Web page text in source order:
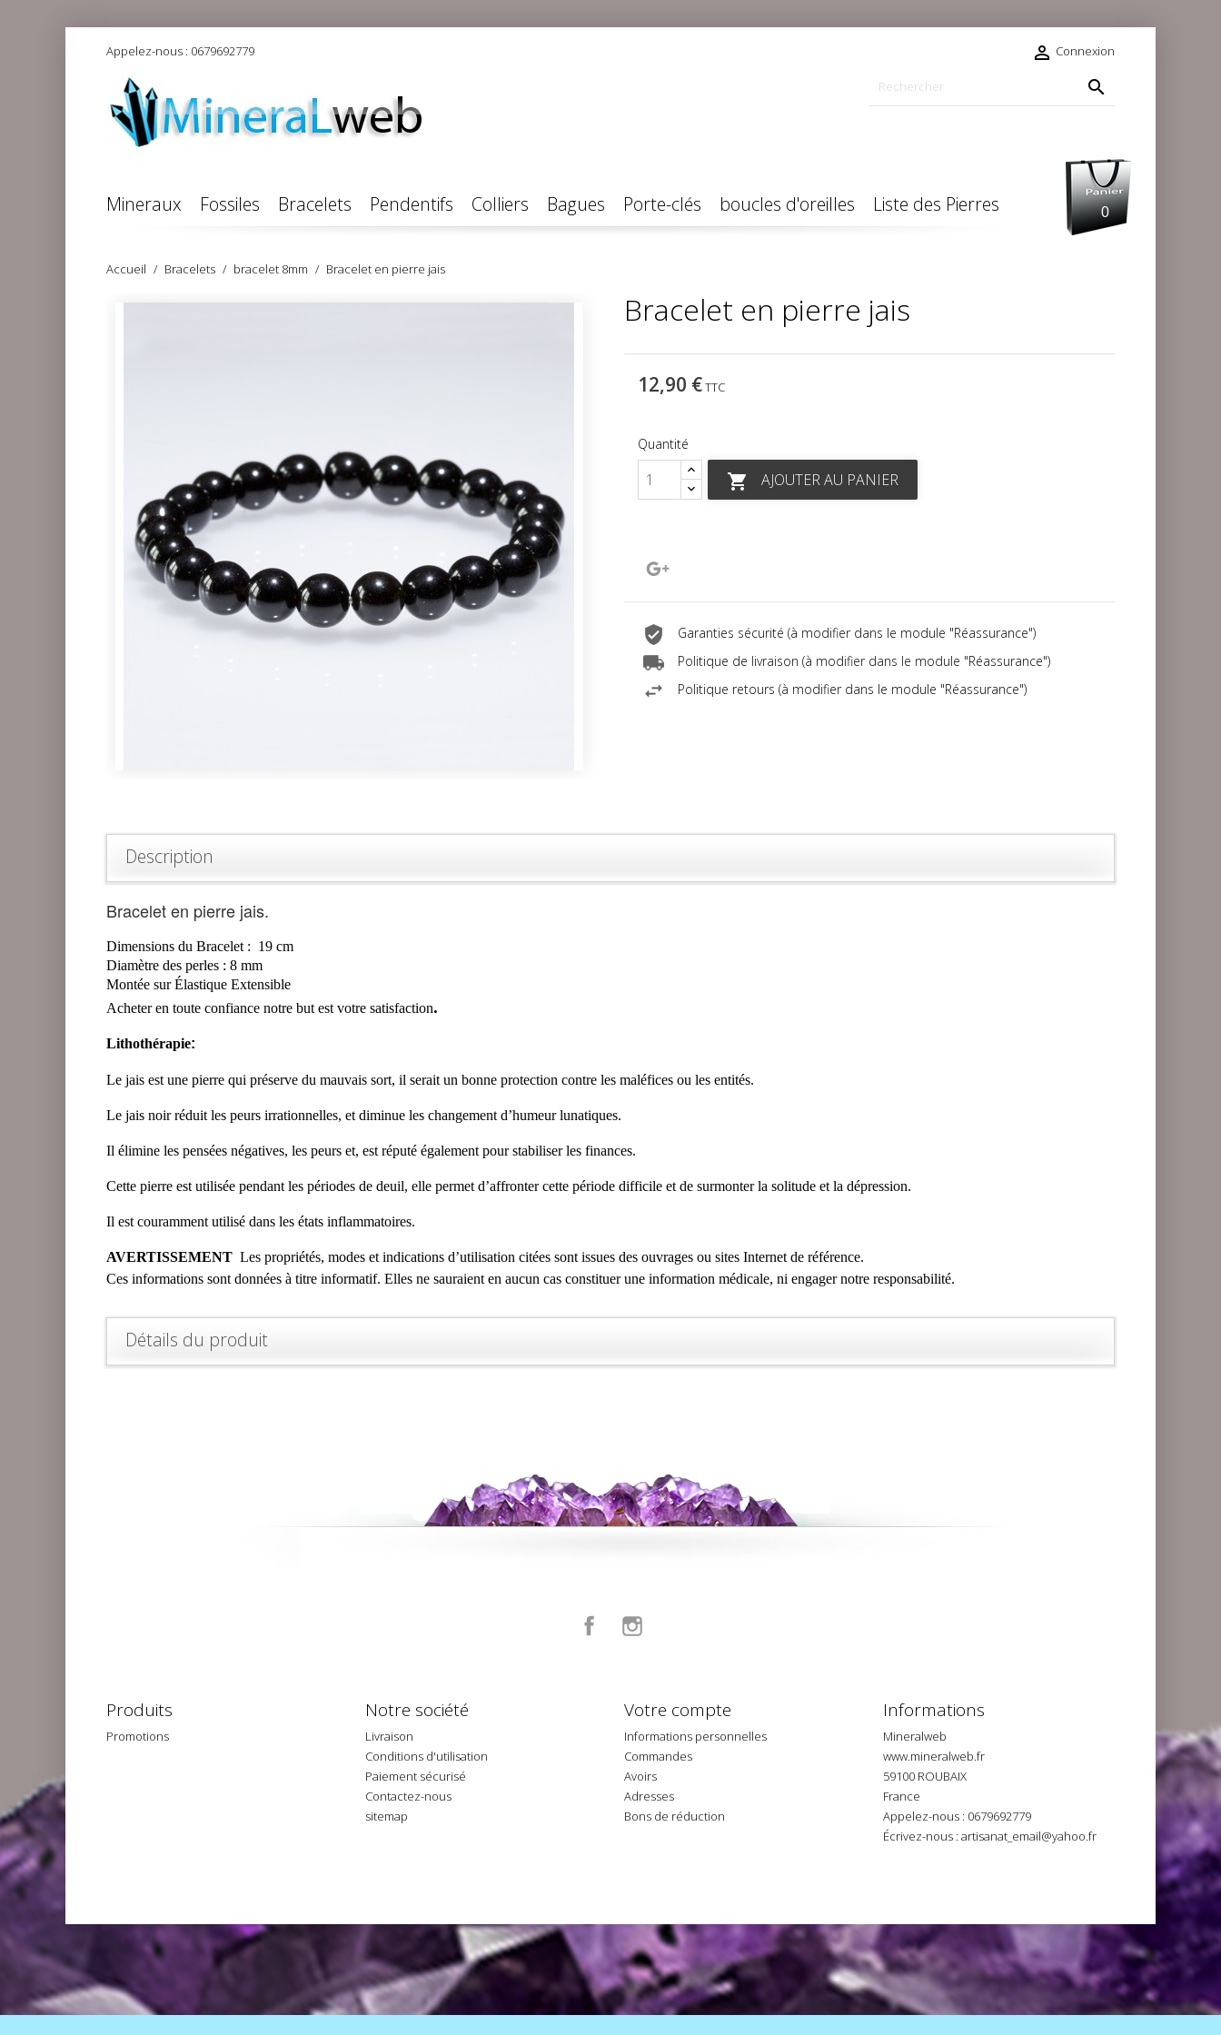
Appelez-nous : 0679692779  Connexion

Mineraux Fossiles Bracelets Pendentifs Colliers Bagues Porte-clés boucles d'oreilles Liste des Pierres 0
Accueil Bracelets bracelet 8mm Bracelet en pierre jais
Bracelet en pierre jais
12,90 €TTC
Quantité
 AJOUTER AU PANIER
Garanties sécurité (à modifier dans le module "Réassurance")
Politique de livraison (à modifier dans le module "Réassurance")
Politique retours (à modifier dans le module "Réassurance")
Description
Bracelet en pierre jais.
Dimensions du Bracelet : 19 cm
Diamètre des perles : 8 mm
Montée sur Élastique Extensible
Acheter en toute confiance notre but est votre satisfaction.
Lithothérapie:
Le jais est une pierre qui préserve du mauvais sort, il serait un bonne protection contre les maléfices ou les entités.
Le jais noir réduit les peurs irrationnelles, et diminue les changement d’humeur lunatiques.
Il élimine les pensées négatives, les peurs et, est réputé également pour stabiliser les finances.
Cette pierre est utilisée pendant les périodes de deuil, elle permet d’affronter cette période difficile et de surmonter la solitude et la dépression.
Il est couramment utilisé dans les états inflammatoires.
AVERTISSEMENT Les propriétés, modes et indications d’utilisation citées sont issues des ouvrages ou sites Internet de référence.
Ces informations sont données à titre informatif. Elles ne sauraient en aucun cas constituer une information médicale, ni engager notre responsabilité.
Détails du produit
Facebook
Produits
Promotions
Notre société
Livraison
Conditions d'utilisation
Paiement sécurisé
Contactez-nous
sitemap
Votre compte
Informations personnelles
Commandes
Avoirs
Adresses
Bons de réduction
Informations
Mineralweb
www.mineralweb.fr
59100 ROUBAIX
France
Appelez-nous : 0679692779
Écrivez-nous : artisanat_email@yahoo.fr